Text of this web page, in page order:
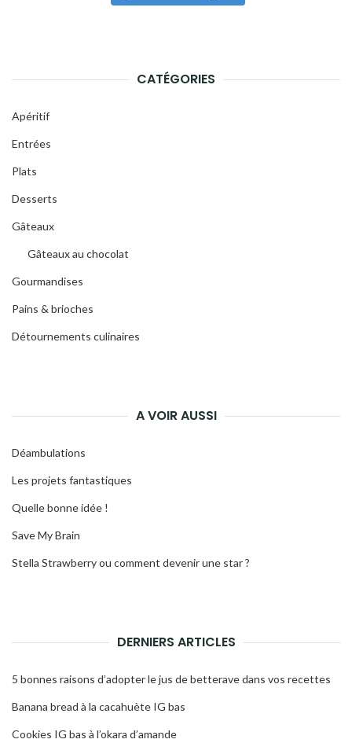
CATÉGORIES
Apéritif
Entrées
Plats
Desserts
Gâteaux
Gâteaux au chocolat
Gourmandises
Pains & brioches
Détournements culinaires
A VOIR AUSSI
Déambulations
Les projets fantastiques
Quelle bonne idée !
Save My Brain
Stella Strawberry ou comment devenir une star ?
DERNIERS ARTICLES
5 bonnes raisons d’adopter le jus de betterave dans vos recettes
Banana bread à la cacahuète IG bas
Cookies IG bas à l’okara d’amande